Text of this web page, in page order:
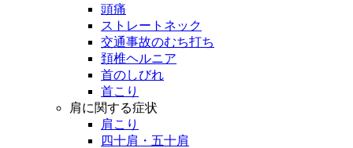
頭痛
ストレートネック
交通事故のむち打ち
頚椎ヘルニア
首のしびれ
首こり
肩に関する症状
肩こり
四十肩・五十肩